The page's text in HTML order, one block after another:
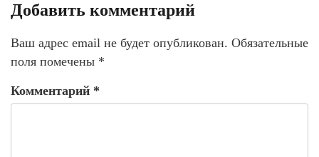
Добавить комментарий
Ваш адрес email не будет опубликован. Обязательные
поля помечены *
Комментарий *